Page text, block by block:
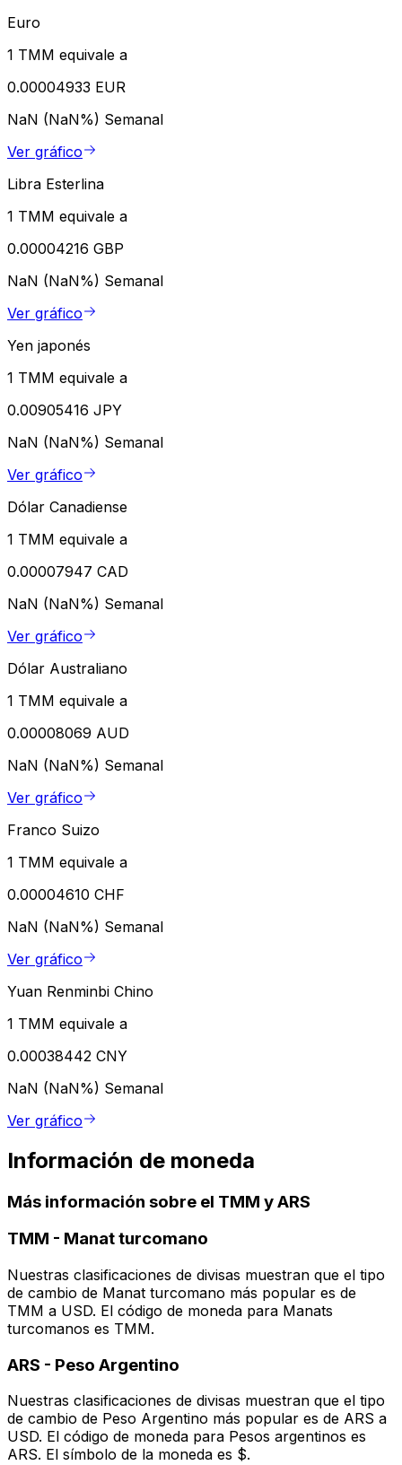
Euro
1 TMM equivale a
0.00004933 EUR
NaN (NaN%) Semanal
Ver gráfico
Libra Esterlina
1 TMM equivale a
0.00004216 GBP
NaN (NaN%) Semanal
Ver gráfico
Yen japonés
1 TMM equivale a
0.00905416 JPY
NaN (NaN%) Semanal
Ver gráfico
Dólar Canadiense
1 TMM equivale a
0.00007947 CAD
NaN (NaN%) Semanal
Ver gráfico
Dólar Australiano
1 TMM equivale a
0.00008069 AUD
NaN (NaN%) Semanal
Ver gráfico
Franco Suizo
1 TMM equivale a
0.00004610 CHF
NaN (NaN%) Semanal
Ver gráfico
Yuan Renminbi Chino
1 TMM equivale a
0.00038442 CNY
NaN (NaN%) Semanal
Ver gráfico
Información de moneda
Más información sobre el TMM y ARS
TMM - Manat turcomano
Nuestras clasificaciones de divisas muestran que el tipo
de cambio de Manat turcomano más popular es de
TMM a USD. El código de moneda para Manats
turcomanos es TMM.
ARS - Peso Argentino
Nuestras clasificaciones de divisas muestran que el tipo
de cambio de Peso Argentino más popular es de ARS a
USD. El código de moneda para Pesos argentinos es
ARS. El símbolo de la moneda es $.